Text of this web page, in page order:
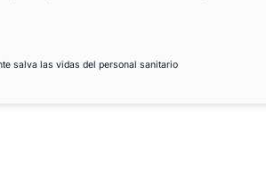
salva las vidas del personal sanitario